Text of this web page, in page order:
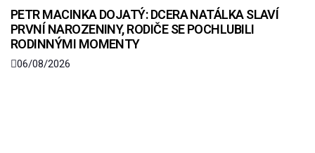
PETR MACINKA DOJATÝ: DCERA NATÁLKA SLAVÍ
PRVNÍ NAROZENINY, RODIČE SE POCHLUBILI
RODINNÝMI MOMENTY
06/08/2026